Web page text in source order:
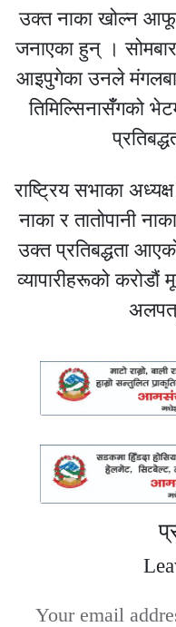
उक्त नाका खोल्न
जनाएका हुन् ।
आइपुगेका उनले
तिमिल्सिनासँँगको
राष्ट्रिय सभाका
नाका र तातोपानी
उक्त प्रतिबद्धता
व्यापारीहरूको करोडौं
Your email